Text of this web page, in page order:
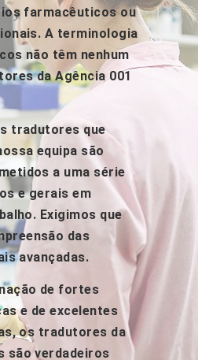
farmacêuticos ou
A terminologia
não têm nenhum
da Agência 001
tradutores que
equipa são
a uma série
e gerais em
Exigimos que
das
avançadas.
de fortes
e de excelentes
os tradutores da
são verdadeiros